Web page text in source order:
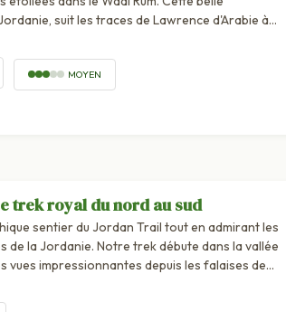
suit les traces de Lawrence d'Arabie à
MOYEN
trek royal du nord au sud
sentier du Jordan Trail tout en admirant les
de la Jordanie. Notre trek débute dans la vallée
vues impressionnantes depuis les falaises de